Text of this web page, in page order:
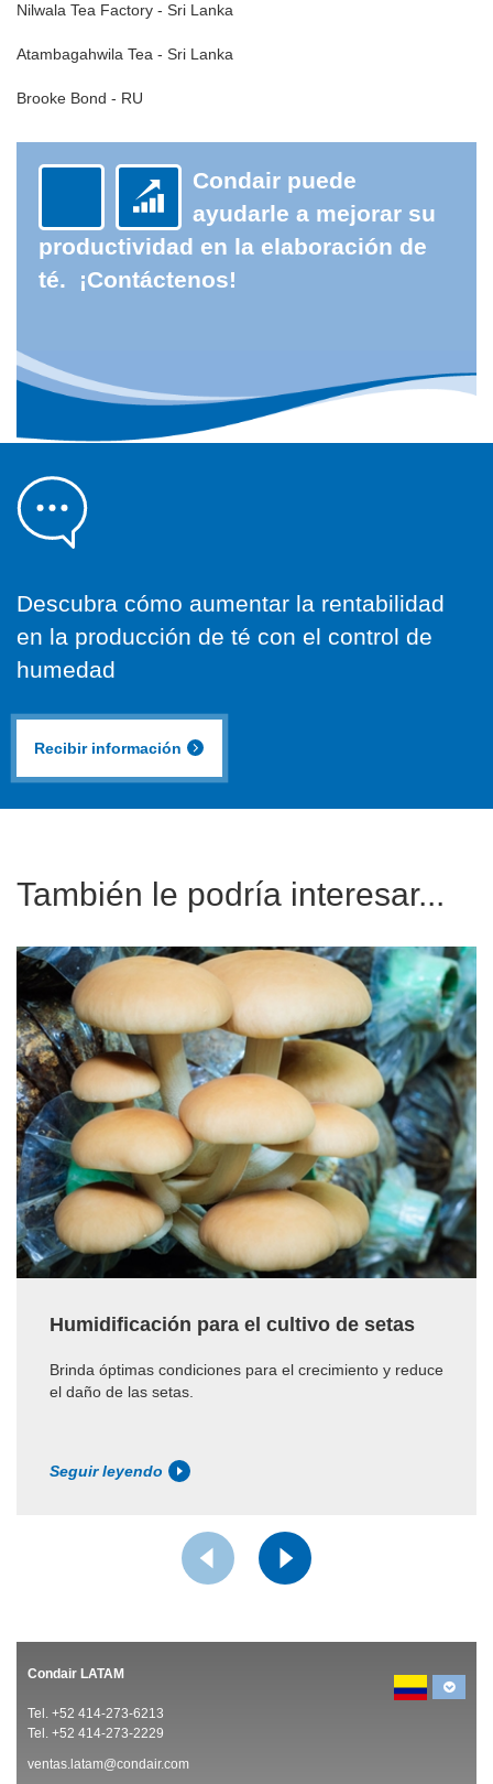
Nilwala Tea Factory - Sri Lanka
Atambagahwila Tea - Sri Lanka
Brooke Bond - RU
Condair puede
ayudarle a mejorar su
productividad en la elaboración de
té. ¡Contáctenos!
Descubra cómo aumentar la rentabilidad
en la producción de té con el control de
humedad
Recibir información
También le podría interesar...
Humidificación para el cultivo de setas
Brinda óptimas condiciones para el crecimiento y reduce
el daño de las setas.
Seguir leyendo
Condair LATAM
Tel. +52 414-273-6213
Tel. +52 414-273-2229
ventas.latam@condair.com